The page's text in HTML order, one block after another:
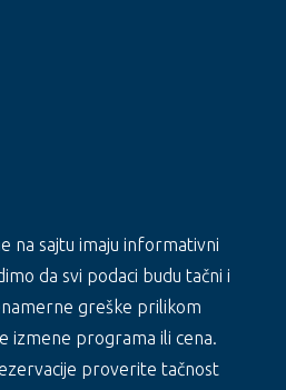
na sajtu imaju informativni
da svi podaci budu tačni i
greške prilikom
izmene programa ili cena.
proverite tačnost